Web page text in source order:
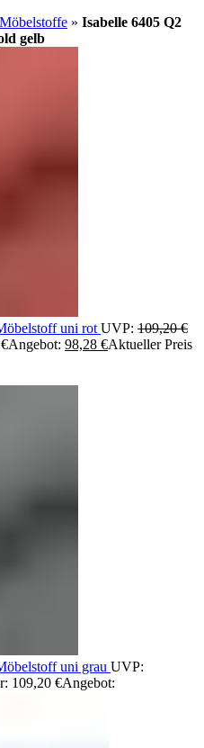
» Isabelle 6405 Q2
gelb
uni rot UVP: 109,20€
Angebot: 98,28 €Aktueller Preis
uni grau UVP:
109,20 €Angebot: